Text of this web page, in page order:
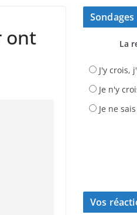
ont
Sondages
La
J'y crois,
Je n'y
Je ne
Vos